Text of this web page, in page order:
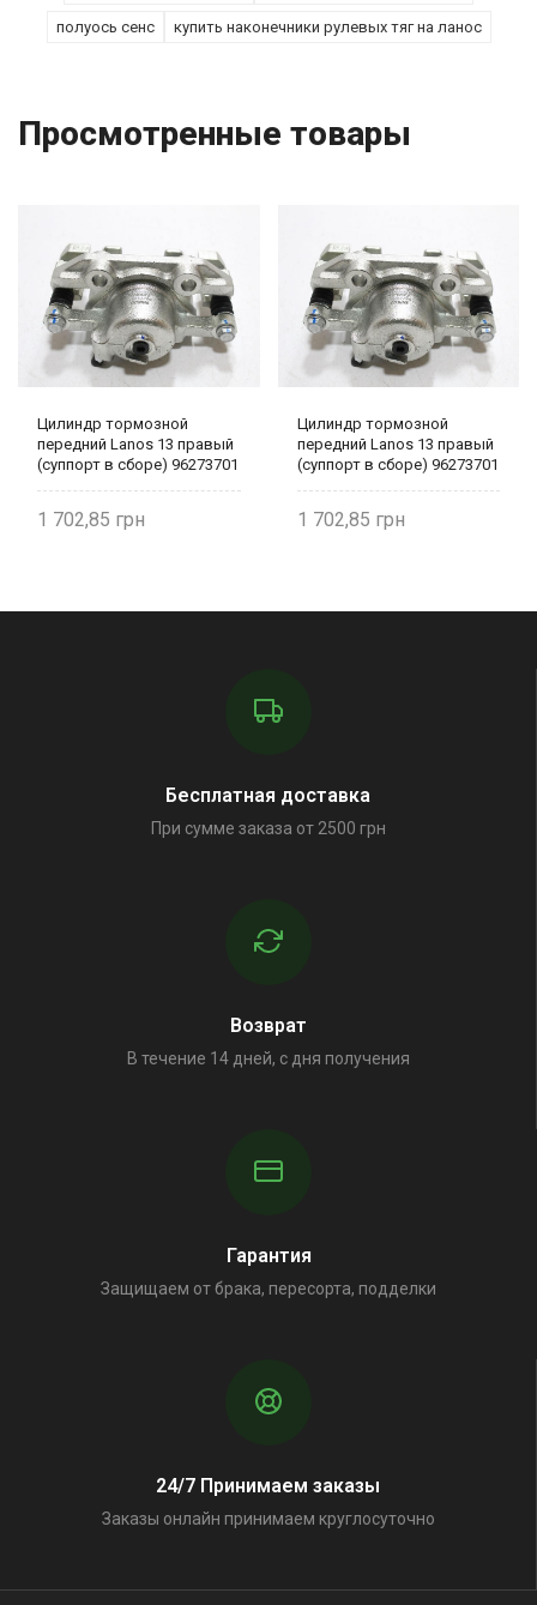
полуось сенс купить наконечники рулевых тяг на ланос
Просмотренные товары
Цилиндр тормозной
передний Lanos 13 правый
(суппорт в сборе) 96273701
1 702,85
Цилиндр тормозной
передний Lanos 13 правый
(суппорт в сборе) 96273701
1 702,85
Бесплатная доставка
При сумме заказа от 2500 грн
Возврат
В течение 14 дней, с дня получения
Гарантия
Защищаем от брака, пересорта, подделки
24/7 Принимаем заказы
Заказы онлайн принимаем круглосуточно